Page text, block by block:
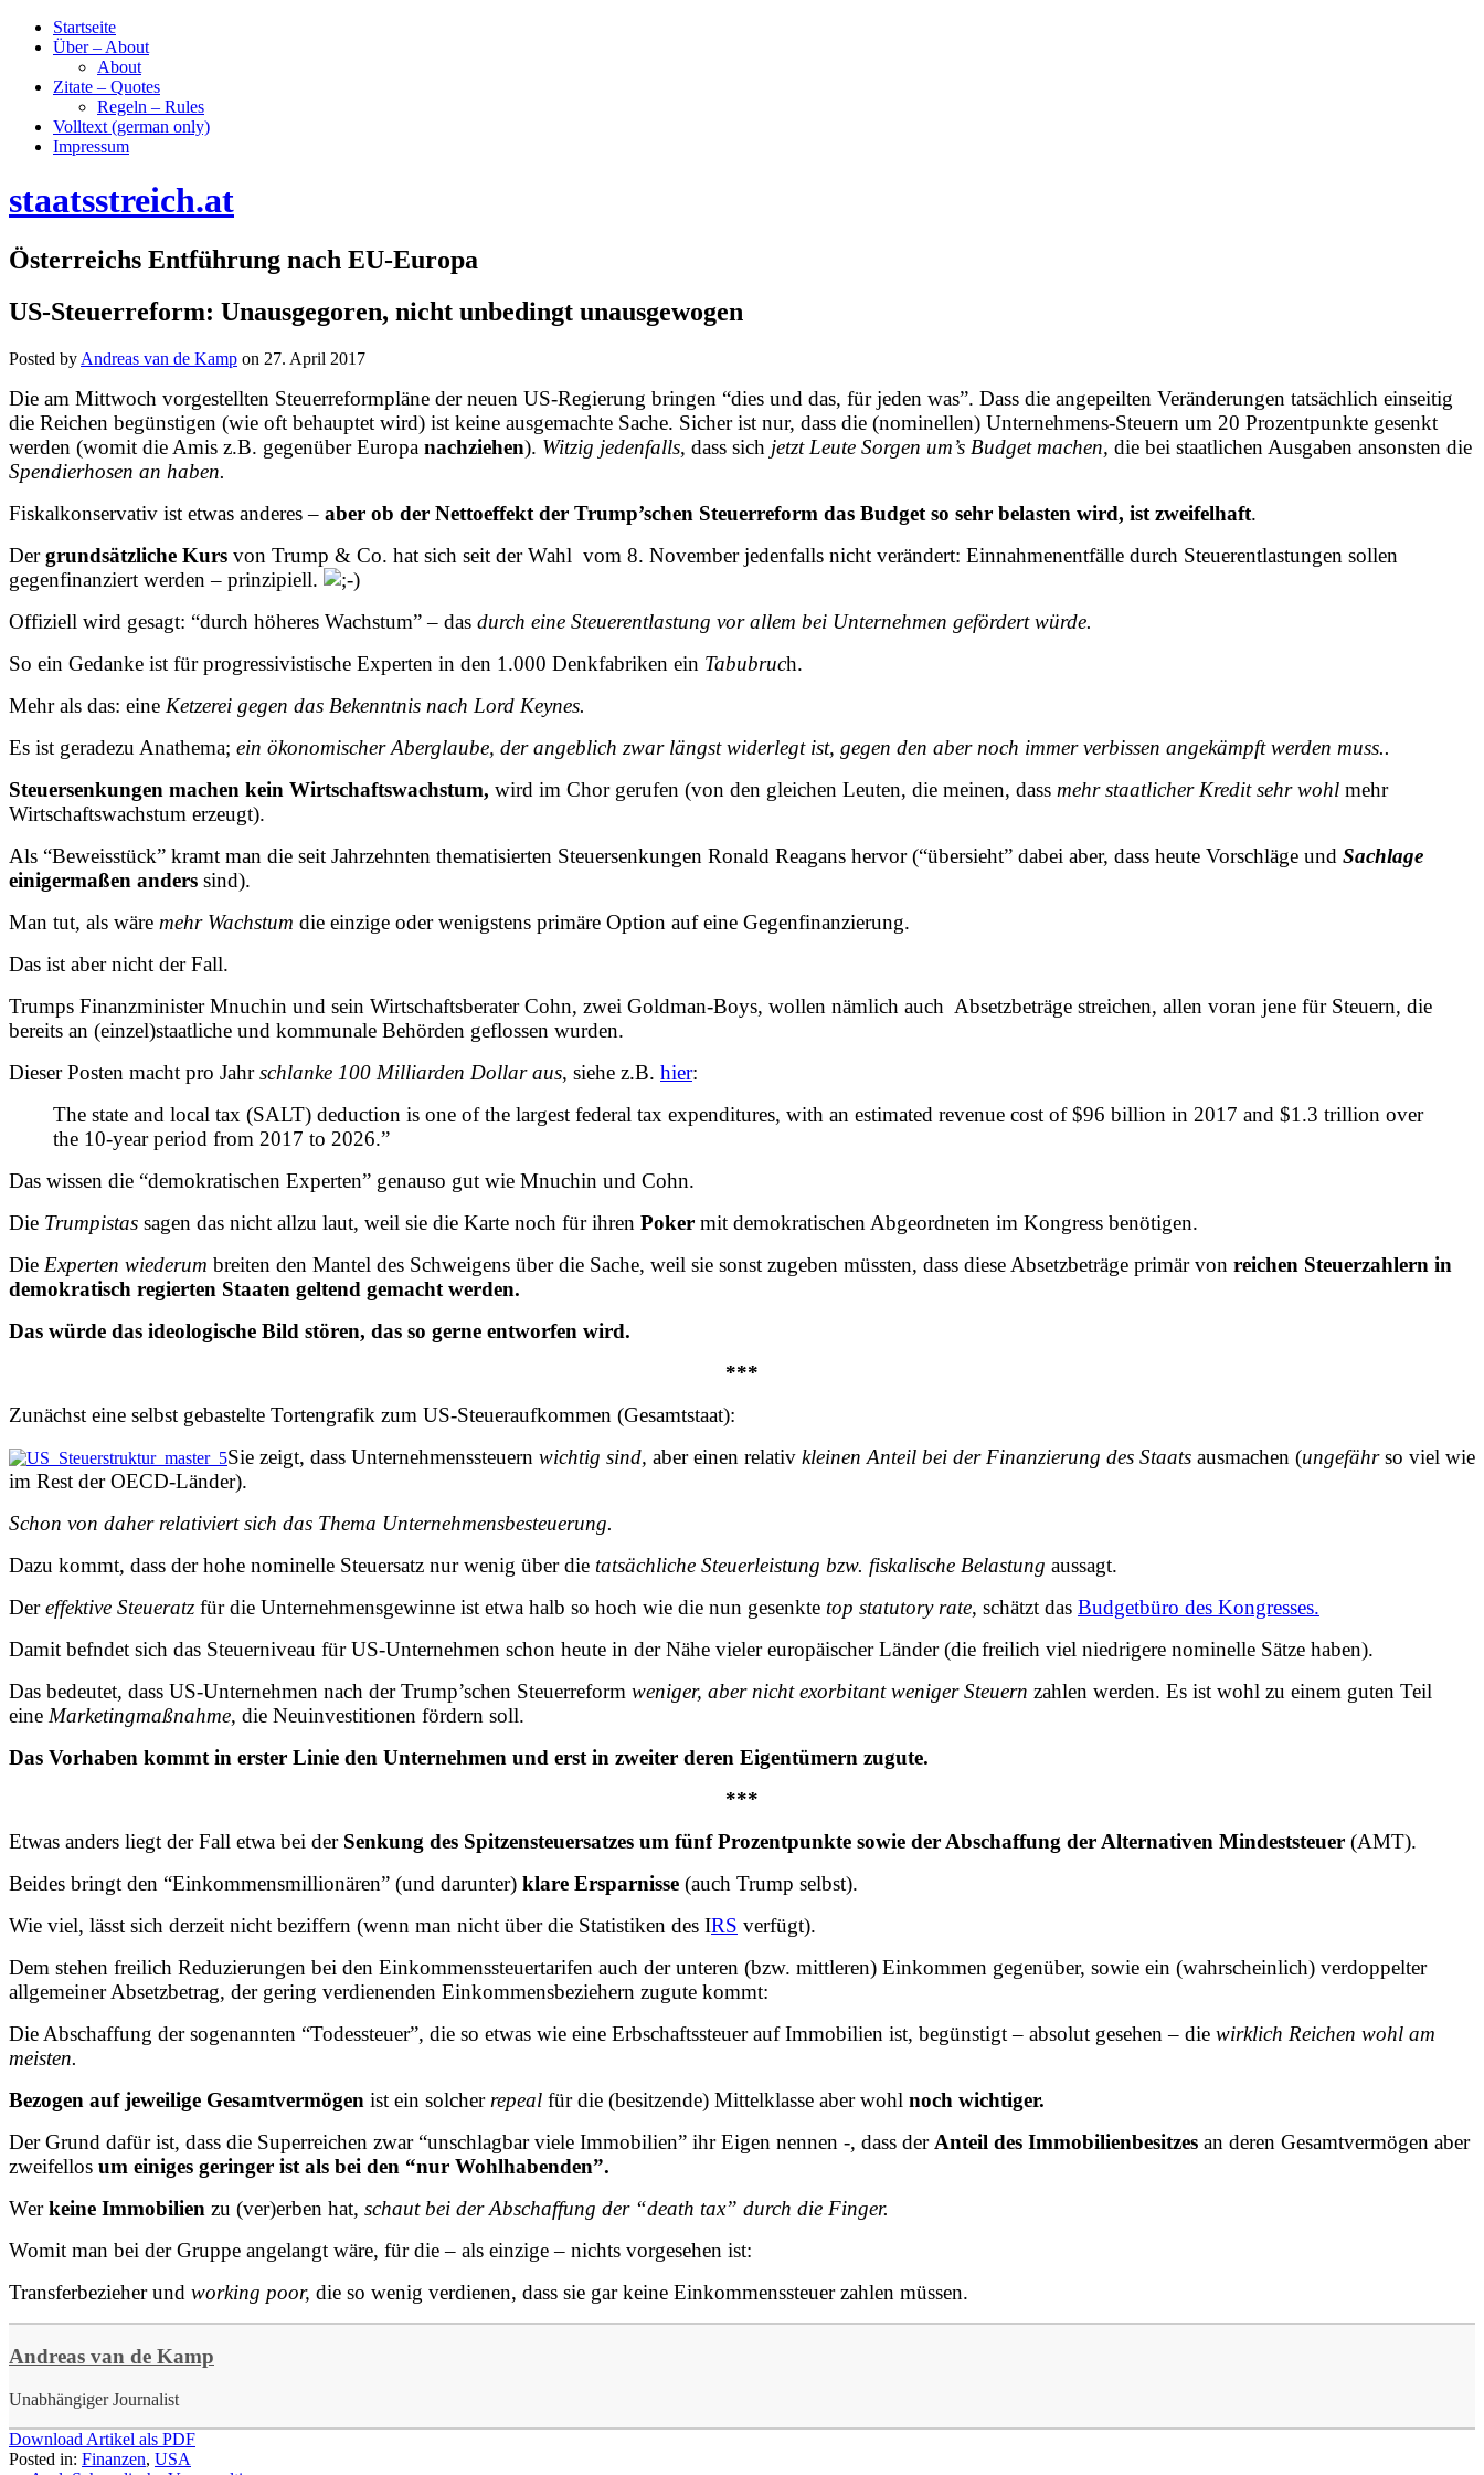
Startseite
Über – About
About
Zitate – Quotes
Regeln – Rules
Volltext (german only)
Impressum
staatsstreich.at
Österreichs Entführung nach EU-Europa
US-Steuerreform: Unausgegoren, nicht unbedingt unausgewogen
Posted by Andreas van de Kamp on 27. April 2017
Die am Mittwoch vorgestellten Steuerreformpläne der neuen US-Regierung bringen “dies und das, für jeden was”. Dass die angepeilten Veränderungen tatsächlich einseitig
die Reichen begünstigen (wie oft behauptet wird) ist keine ausgemachte Sache. Sicher ist nur, dass die (nominellen) Unternehmens-Steuern um 20 Prozentpunkte gesenkt
werden (womit die Amis z.B. gegenüber Europa nachziehen). Witzig jedenfalls, dass sich jetzt Leute Sorgen um’s Budget machen, die bei staatlichen Ausgaben ansonsten die
Spendierhosen an haben.
Fiskalkonservativ ist etwas anderes – aber ob der Nettoeffekt der Trump’schen Steuerreform das Budget so sehr belasten wird, ist zweifelhaft.
Dergrundsätzliche Kurs von Trump & Co. hat sich seit der Wahl vom 8. November jedenfalls nicht verändert: Einnahmenentfälle durch Steuerentlastungen sollen
gegenfinanziert werden – prinzipiell.
Offiziell wird gesagt: “durch höheres Wachstum” – das durch eine Steuerentlastung vor allem bei Unternehmen gefördert würde.
So ein Gedanke ist für progressivistische Experten in den 1.000 Denkfabriken ein Tabubruch.
Mehr als das: eine Ketzerei gegen das Bekenntnis nach Lord Keynes.
Es ist geradezu Anathema; ein ökonomischer Aberglaube, der angeblich zwar längst widerlegt ist, gegen den aber noch immer verbissen angekämpft werden muss..
Steuersenkungen machen kein Wirtschaftswachstum, wird im Chor gerufen (von den gleichen Leuten, die meinen, dass mehr staatlicher Kredit sehr wohl mehr
Wirtschaftswachstum erzeugt).
Als “Beweisstück” kramt man die seit Jahrzehnten thematisierten Steuersenkungen Ronald Reagans hervor (“übersieht” dabei aber, dass heute Vorschläge und Sachlage
einigermaßen anders sind).
Man tut, als wäre mehr Wachstum die einzige oder wenigstens primäre Option auf eine Gegenfinanzierung.
Das ist aber nicht der Fall.
Trumps Finanzminister Mnuchin und sein Wirtschaftsberater Cohn, zwei Goldman-Boys, wollen nämlich auch Absetzbeträge streichen, allen voran jene für Steuern, die
bereits an (einzel)staatliche und kommunale Behörden geflossen wurden.
Dieser Posten macht pro Jahrschlanke 100 Milliarden Dollar aus, siehe z.B. hier:
The state and local tax (SALT) deduction is one of the largest federal tax expenditures, with an estimated revenue cost of $96 billion in 2017 and $1.3 trillion over
the 10-year period from 2017 to 2026.”
Das wissen die “demokratischen Experten” genauso gut wie Mnuchin und Cohn.
Die Trumpistas sagen das nicht allzu laut, weil sie die Karte noch für ihren Poker mit demokratischen Abgeordneten im Kongress benötigen.
Die Experten wiederum breiten den Mantel des Schweigens über die Sache, weil sie sonst zugeben müssten, dass diese Absetzbeträge primär von reichen Steuerzahlern in
demokratisch regierten Staaten geltend gemacht werden.
Das würde das ideologische Bild stören, das so gerne entworfen wird.
***
Zunächst eine selbst gebastelte Tortengrafik zum US-Steueraufkommen (Gesamtstaat):
Sie zeigt, dass Unternehmenssteuern wichtig sind, aber einen relativ kleinen Anteil bei der Finanzierung des Staats ausmachen (ungefährso viel wie
im Rest der OECD-Länder).
Schon von daher relativiert sich das Thema Unternehmensbesteuerung.
Dazu kommt, dass der hohe nominelle Steuersatz nur wenig über die tatsächliche Steuerleistung bzw. fiskalische Belastung aussagt.
Dereffektive Steueratz für die Unternehmensgewinne ist etwa halb so hoch wie die nun gesenkte top statutory rate, schätzt das Budgetbüro des Kongresses.
Damit befndet sich das Steuerniveau für US-Unternehmen schon heute in der Nähe vieler europäischer Länder (die freilich viel niedrigere nominelle Sätze haben).
Das bedeutet, dass US-Unternehmen nach der Trump’schen Steuerreform weniger, aber nicht exorbitant weniger Steuern zahlen werden. Es ist wohl zu einem guten Teil
eine Marketingmaßnahme, die Neuinvestitionen fördern soll.
Das Vorhaben kommt in erster Linie den Unternehmen und erst in zweiter deren Eigentümern zugute.
***
Etwas anders liegt der Fall etwa bei der Senkung des Spitzensteuersatzes um fünf Prozentpunkte sowie der Abschaffung der Alternativen Mindeststeuer (AMT).
Beides bringt den “Einkommensmillionären” (und darunter) klare Ersparnisse (auch Trump selbst).
Wie viel, lässt sich derzeit nicht beziffern (wenn man nicht über die Statistiken des IRS verfügt).
Dem stehen freilich Reduzierungen bei den Einkommenssteuertarifen auch der unteren (bzw. mittleren) Einkommen gegenüber, sowie ein (wahrscheinlich) verdoppelter
allgemeiner Absetzbetrag, der gering verdienenden Einkommensbeziehern zugute kommt:
Die Abschaffung der sogenannten “Todessteuer”, die so etwas wie eine Erbschaftssteuer auf Immobilien ist, begünstigt – absolut gesehen – die wirklich Reichen wohl am
meisten.
Bezogen auf jeweilige Gesamtvermögen ist ein solcher repeal für die (besitzende) Mittelklasse aber wohl noch wichtiger.
Der Grund dafür ist, dass die Superreichen zwar “unschlagbar viele Immobilien” ihr Eigen nennen -, dass der Anteil des Immobilienbesitzes an deren Gesamtvermögen aber
zweifellos um einiges geringer ist als bei den “nur Wohlhabenden”.
Werkeine Immobilien zu (ver)erben hat, schaut bei der Abschaffung der “death tax” durch die Finger.
Womit man bei der Gruppe angelangt wäre, für die – als einzige – nichts vorgesehen ist:
Transferbezieher und working poor, die so wenig verdienen, dass sie gar keine Einkommenssteuer zahlen müssen.
Andreas van de Kamp
Unabhängiger Journalist
Download Artikel als PDF
Posted in: Finanzen, USA